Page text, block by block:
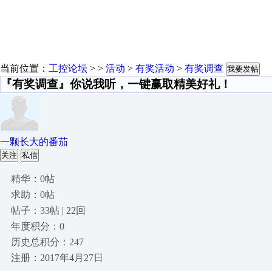
当前位置： 工控论坛 > > 活动 > 有奖活动 > 有奖调查 我要发帖
『有奖调查』你说我听，一键赢取精美好礼！
一颗长大的番茄
关注 私信
精华：0帖
求助：0帖
帖子：33帖 | 22回
年度积分：0
历史总积分：247
注册：2017年4月27日